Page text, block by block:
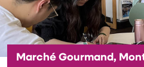
Marché Gourmand,